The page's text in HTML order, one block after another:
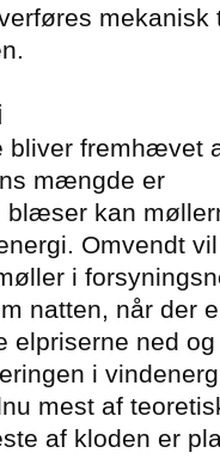
bliver fremhævet
mængde er
blæser kan
Omvendt
i
natten, når der
elpriserne ned
i
mest af
af kloden er